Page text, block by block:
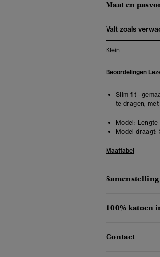
Maat en
Valt zoals
Klein
Beoordelingen
Slim fit -
te dragen,
Model: Lengte
Model draagt:
Maattabel
100% katoen
Contact